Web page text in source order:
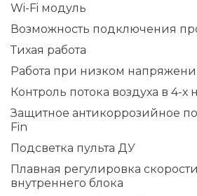
Wi-Fi модуль
Возможность подключения
Тихая работа
Работа при низком
Контроль потока воздуха в 4-х
Защитное антикоррозийное
Fin
Подсветка пульта ДУ
Плавная регулировка
внутреннего блока